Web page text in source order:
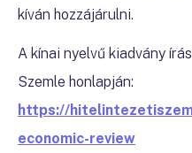
kíván hozzájárulni.
A kínai nyelvű kiadvány
Szemle honlapján:
https://
economic-review